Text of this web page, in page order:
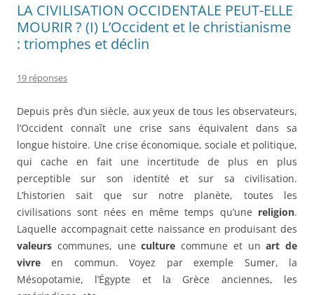
LA CIVILISATION OCCIDENTALE PEUT-ELLE
MOURIR ? (I) L’Occident et le christianisme
: triomphes et déclin
19 réponses
Depuis près d’un siècle, aux yeux de tous les observateurs,
l’Occident connaît une crise sans équivalent dans sa
longue histoire. Une crise économique, sociale et politique,
qui cache en fait une incertitude de plus en plus
perceptible sur son identité et sur sa civilisation.
L’historien sait que sur notre planète, toutes les
civilisations sont nées en même temps qu’une religion.
Laquelle accompagnait cette naissance en produisant des
valeurs communes, uneculture commune et unart de
vivre en commun. Voyez par exemple Sumer, la
Mésopotamie, l’Égypte et la Grèce anciennes, les